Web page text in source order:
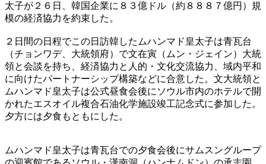
太子が２６日、韓国企業に８３億ドル（約８８８７億円）規
模の経済協力を約束した。
２日間の日程でこの日訪韓したムハンマド皇太子は青瓦台
（チョンワデ、大統領府）で文在寅（ムン・ジェイン）大統
領と会談を持ち、経済協力と人的・文化交流協力、域内平和
に向けたパートナーシップ構築などに合意した。文大統領と
ムハンマド皇太子は公式昼食会後にソウル市内のホテルで開
かれたエスオイル複合石油化学施設竣工記念式に参加した。
夕方には夕食もともにした。
ムハンマド皇太子は青瓦台での夕食会後にサムスングループ